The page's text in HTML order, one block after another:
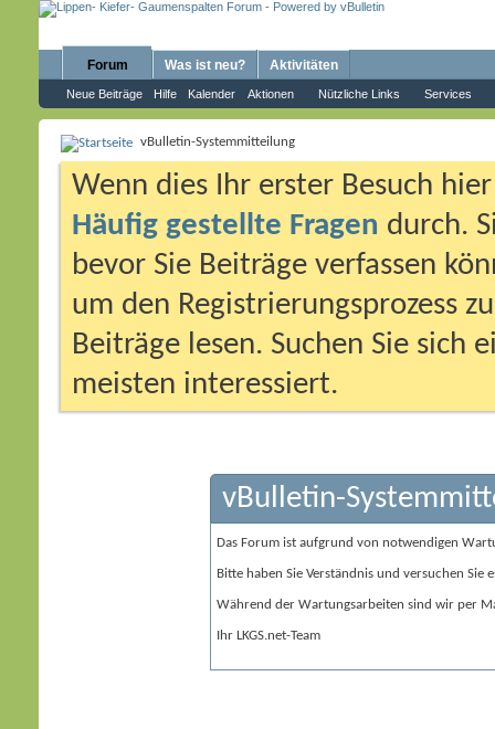
Forum
Neue Beiträge Hilfe Kalender Aktionen Nützliche Links Services
Was ist neu? Aktivitäten
vBulletin-Systemmitteilung
Wenn dies Ihr erster Besuch
Häufig gestellte Fragen durch.
bevor Sie Beiträge verfassen
um den Registrierungsprozess
Beiträge lesen. Suchen Sie sich
meisten interessiert.
vBulletin-
Das Forum ist aufgrund von notwendigen
Bitte haben Sie Verständnis und versuchen Sie
Während der Wartungsarbeiten sind wir per
Ihr LKGS.net-Team